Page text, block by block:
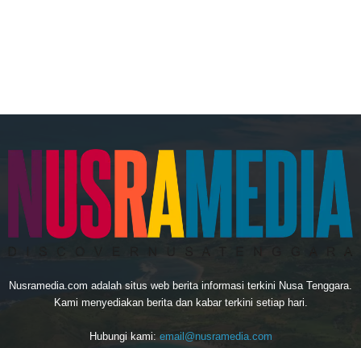
Nusramedia.com adalah situs web berita informasi terkini Nusa Tenggara.
Kami menyediakan berita dan kabar terkini setiap hari.
Hubungi kami: email@nusramedia.com